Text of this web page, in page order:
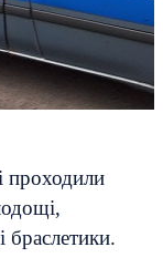
проходили
браслетики.